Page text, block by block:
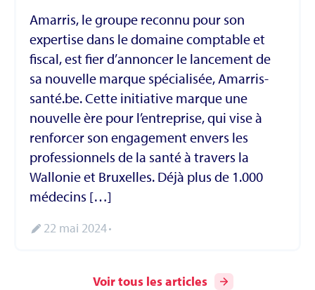
Amarris, le groupe reconnu pour son
expertise dans le domaine comptable et
fiscal, est fier d’annoncer le lancement de
sa nouvelle marque spécialisée, Amarris-
santé.be. Cette initiative marque une
nouvelle ère pour l’entreprise, qui vise à
renforcer son engagement envers les
professionnels de la santé à travers la
Wallonie et Bruxelles. Déjà plus de 1.000
médecins […]
22 mai 2024
Voir tous les articles